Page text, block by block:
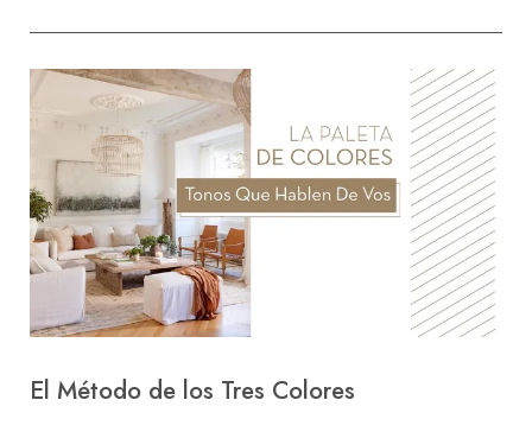
El Método de los Tres Colores